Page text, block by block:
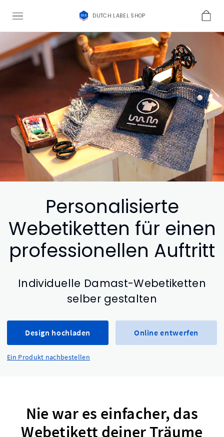
DUTCH LABEL SHOP
Personalisierte
Webetiketten für einen
professionellen Auftritt
Individuelle Damast-Webetiketten
selber gestalten
Design hochladen Online entwerfen
Ein Produkt nachbestellen
Nie war es einfacher, das
Webetikett deiner Träume